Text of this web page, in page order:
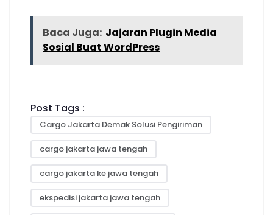
Baca Juga: Jajaran Plugin Media
Sosial Buat WordPress
Post Tags :
Cargo Jakarta Demak Solusi Pengiriman
cargo jakarta jawa tengah
cargo jakarta ke jawa tengah
ekspedisi jakarta jawa tengah